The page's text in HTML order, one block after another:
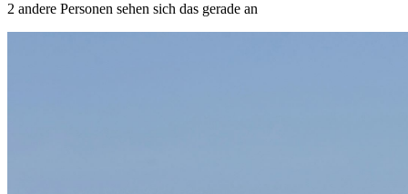
2 andere Personen sehen sich das gerade an